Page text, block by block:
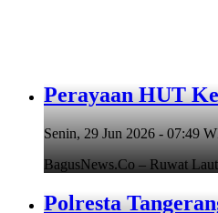
Perayaan HUT
Senin, 29 Jun 2026 - 07:49
BagusNews.Co – Ruwat
Polresta